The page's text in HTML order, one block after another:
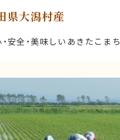
県大潟村産
安全・美味しいあきたこまち